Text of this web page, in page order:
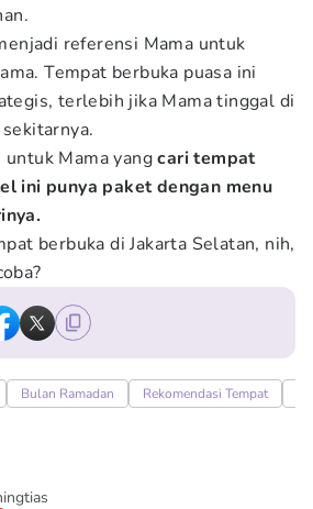
referensi Mama untuk
Tempat berbuka puasa ini
terlebih jika Mama tinggal di
untuk Mama yangcari tempat
ini punya paket dengan menu
berbuka di Jakarta Selatan, nih,
Bulan Ramadan Rekomendasi Tempat